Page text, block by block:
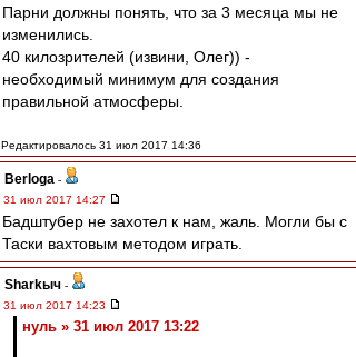
Парни должны понять, что за 3 месяца мы не
изменились.
40 килозрителей (извини, Олег)) -
необходимый минимум для создания
правильной атмосферы.
Редактировалось 31 июл 2017 14:36
Berloga -
31 июл 2017 14:27
Бадштубер не захотел к нам, жаль. Могли бы с
Таски вахтовым методом играть.
Sharkыч -
31 июл 2017 14:23
нуль » 31 июл 2017 13:22